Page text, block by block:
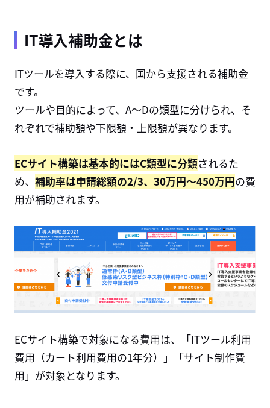
IT導入補助金とは
ITツールを導入する際に、国から支援される補助金
です。
ツールや目的によって、A〜Dの類型に分けられ、そ
れぞれで補助額や下限額・上限額が異なります。
ECサイト構築は基本的にはC類型に分類されるた
め、 補助率は申請総額の2/3、30万円〜450万円の費
用が補助されます。
ECサイト構築で対象になる費用は、「ITツール利用
費用（カート利用費用の1年分）」「サイト制作費
用」が対象となります。